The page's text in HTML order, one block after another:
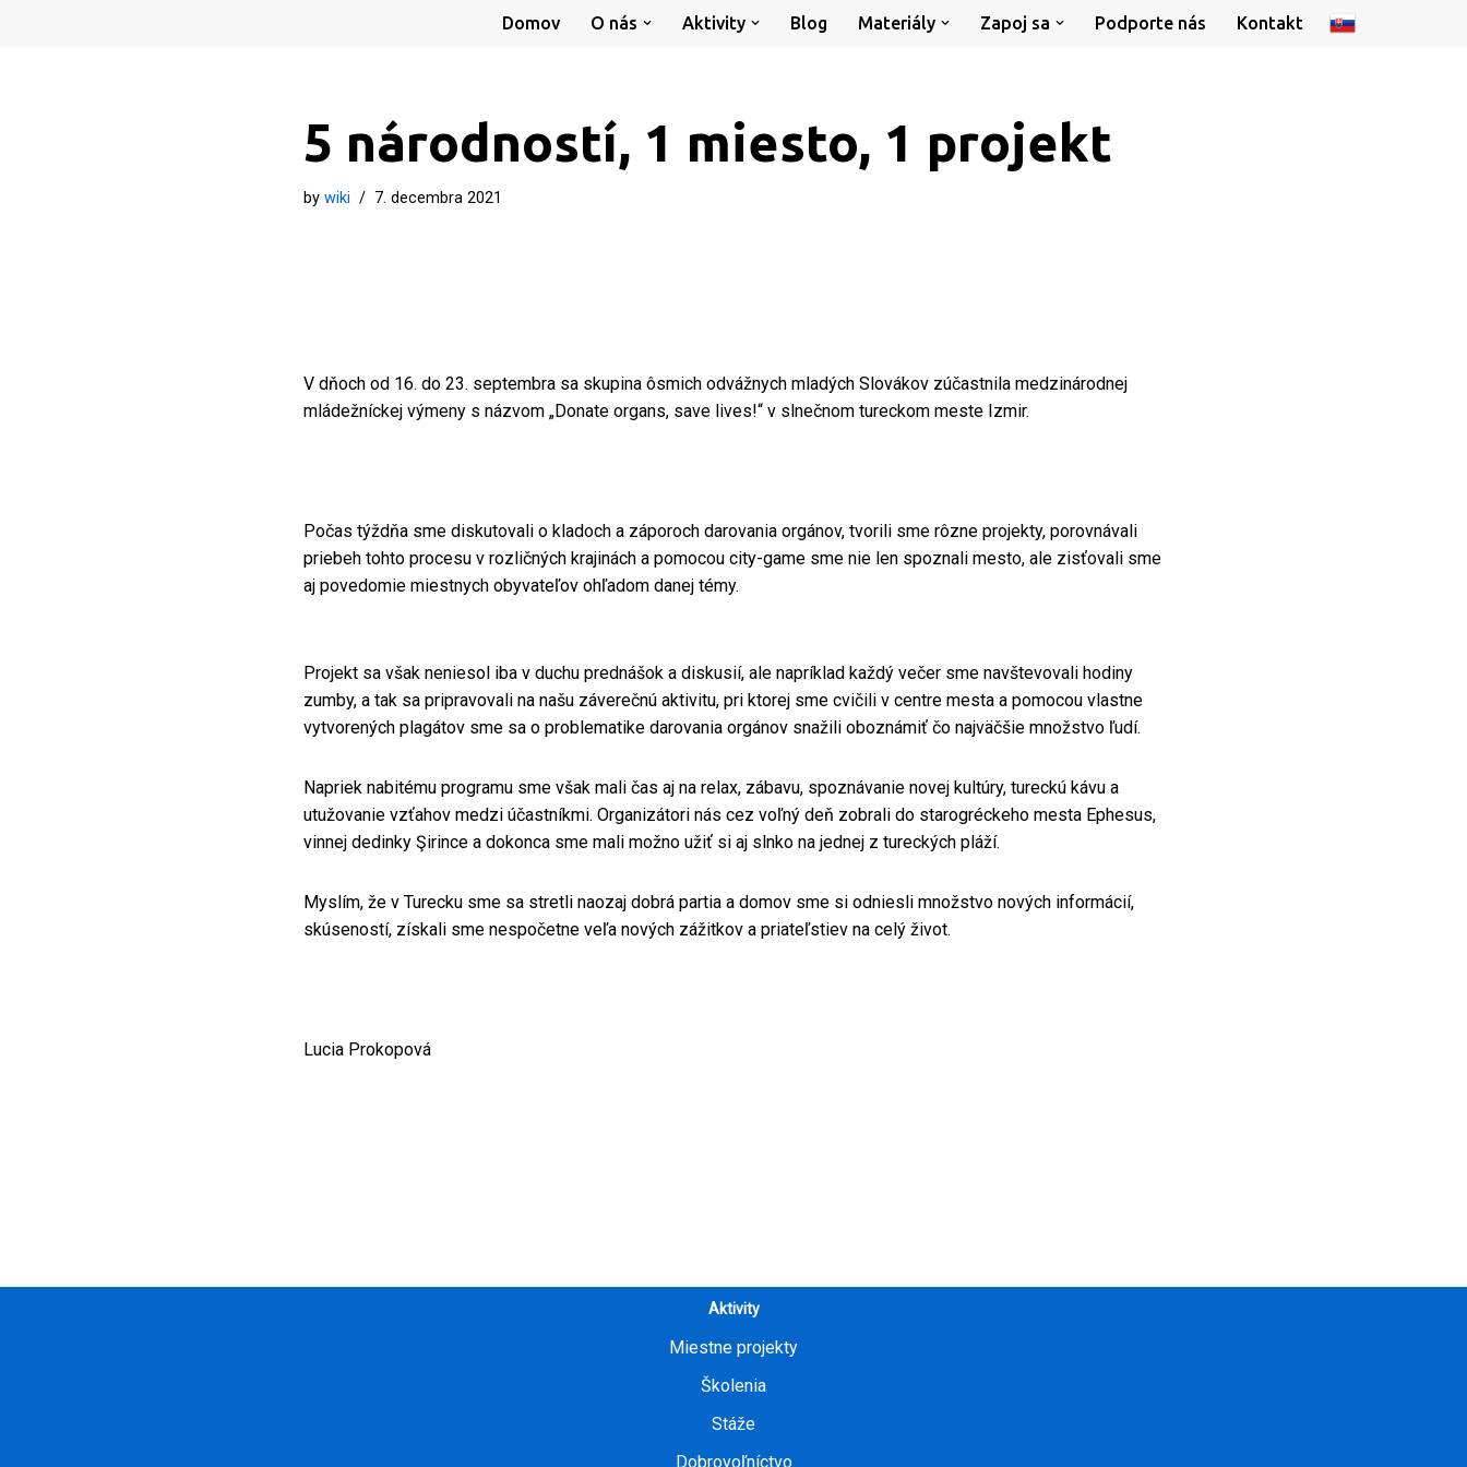
Domov O nás Aktivity Blog Materiály Zapoj sa Podporte nás Kontakt
5 národností, 1 miesto, 1 projekt
by wiki 7. decembra 2021
V dňoch od 16. do 23. septembra sa skupina ôsmich odvážnych mladých Slovákov zúčastnila medzinárodnej
mládežníckej výmeny s názvom „Donate organs, save lives!“ v slnečnom tureckom meste Izmir.
Počas týždňa sme diskutovali o kladoch a záporoch darovania orgánov, tvorili sme rôzne projekty, porovnávali
priebeh tohto procesu v rozličných krajinách a pomocou city-game sme nie len spoznali mesto, ale zisťovali sme
aj povedomie miestnych obyvateľov ohľadom danej témy.
Projekt sa však neniesol iba v duchu prednášok a diskusií, ale napríklad každý večer sme navštevovali hodiny
zumby, a tak sa pripravovali na našu záverečnú aktivitu, pri ktorej sme cvičili v centre mesta a pomocou vlastne
vytvorených plagátov sme sa o problematike darovania orgánov snažili oboznámiť čo najväčšie množstvo ľudí.
Napriek nabitému programu sme však mali čas aj na relax, zábavu, spoznávanie novej kultúry, tureckú kávu a
utužovanie vzťahov medzi účastníkmi. Organizátori nás cez voľný deň zobrali do starogréckeho mesta Ephesus,
vinnej dedinky Şirince a dokonca sme mali možno užiť si aj slnko na jednej z tureckých pláží.
Myslím, že v Turecku sme sa stretli naozaj dobrá partia a domov sme si odniesli množstvo nových informácií,
skúseností, získali sme nespočetne veľa nových zážitkov a priateľstiev na celý život.
Lucia Prokopová
Aktivity
Miestne projekty
Školenia
Stáže
Dobrovoľníctvo